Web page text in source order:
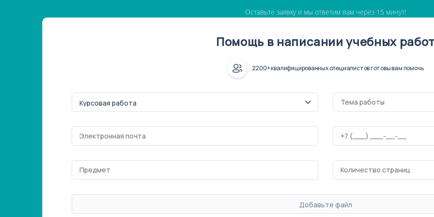
Оставьте заявку и мы ответим вам через 15 минут!
Помощь в написании учебных
2200+ квалифицированных специалистов готовы вам помочь
Добавьте файл